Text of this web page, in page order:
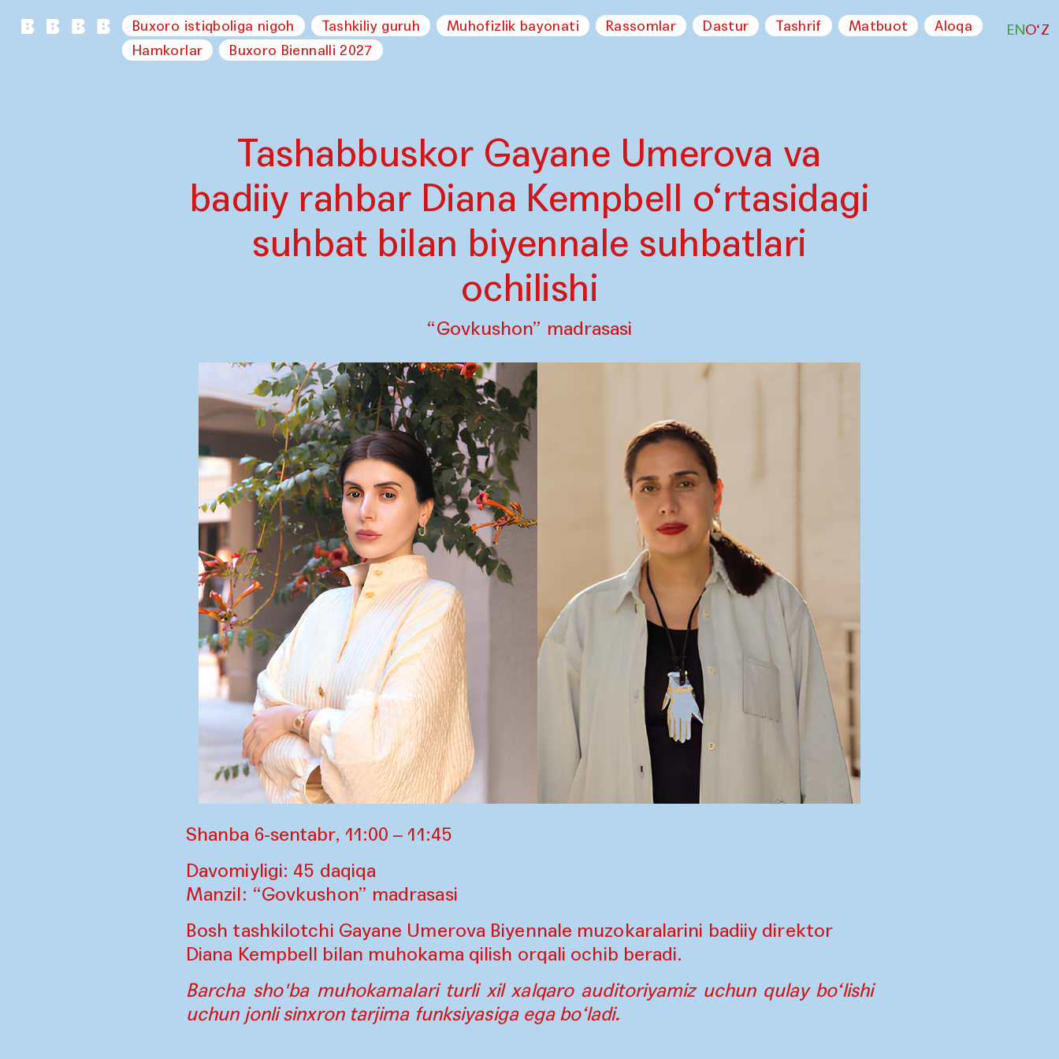
Buxoro istiqboliga nigoh Tashkiliy guruh Muhofizlik bayonati Rassomlar Dastur Tashrif Matbuot
Aloqa
Hamkorlar
Buxoro Biennalli 2027
ENO‘Z
Tashabbuskor Gayane Umerova va
badiiy rahbar Diana Kempbell o‘rtasidagi
suhbat bilan biyennale suhbatlari
ochilishi
“Govkushon” madrasasi
Shanba 6-sentabr, 11:00 – 11:45
Davomiyligi: 45 daqiqa
Manzil: “Govkushon” madrasasi
Bosh tashkilotchi Gayane Umerova Biyennale muzokaralarini badiiy direktor
Diana Kempbell bilan muhokama qilish orqali ochib beradi.
Barcha sho'ba muhokamalari turli xil xalqaro auditoriyamiz uchun qulay bo‘lishi
uchun jonli sinxron tarjima funksiyasiga ega bo‘ladi.